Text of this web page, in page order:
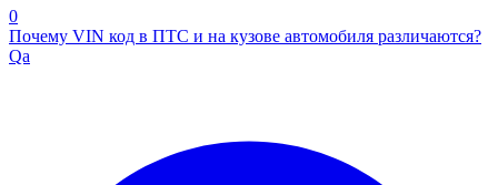
0
Почему VIN код в ПТС и на кузове автомобиля различаются?
Qa